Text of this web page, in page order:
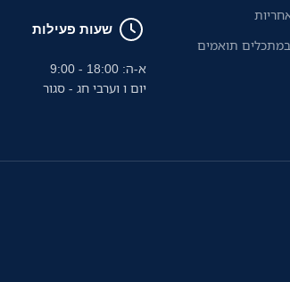
תואמים
שעות פעילות
א-ה: 18:00 - 9:00
יום ו וערבי חג - סגור